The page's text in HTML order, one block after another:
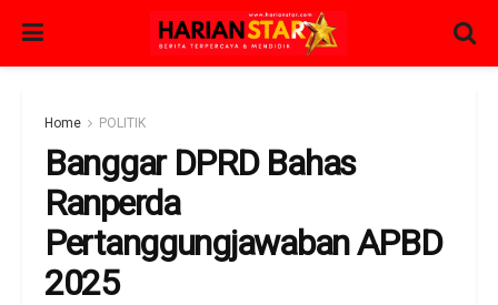
Home POLITIK
Banggar DPRD Bahas
Ranperda
Pertanggungjawaban APBD
2025